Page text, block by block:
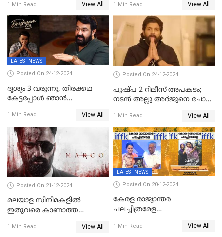
1 Min Read View All
മുന്നിൽ ഹാജരായി
1 Min Read View All
LATEST NEWS
Posted On 24-12-2024
ദൃശ്യം 3 വരുന്നു, തിരക്കഥ
കേട്ടപ്പോള്‍ ഞാന്‍
സ്ഥിരീകരിച്ച് മോഹൻലാൽ
1 Min Read View All
Posted On 24-12-2024
പുഷ്പ 2 റിലീസ് അപകടം;
നടന്‍ അല്ലു അര്‍ജുനെ ചോദ്യം
1 Min Read View All
Posted On 21-12-2024
മലയാള സിനിമകളിൽ
ഇതുവരെ കാണാത്ത
മുകുന്ദൻ ചിത്രം മാർക്കോ
1 Min Read View All
LATEST NEWS
Posted On 20-12-2024
കേരള രാജ്യാന്തര
ചലച്ചിത്രമേള
സിനിമ അവാര്‍ഡ്
1 Min Read View All